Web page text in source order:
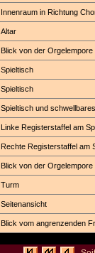
Innenraum in Richtung
Altar
Blick von der
Spieltisch
Spieltisch
Spieltisch und
Linke Registerstaffel am
Rechte Registerstaffel am
Blick von der Orgelempore
Turm
Seitenansicht
Blick vom angrenzenden